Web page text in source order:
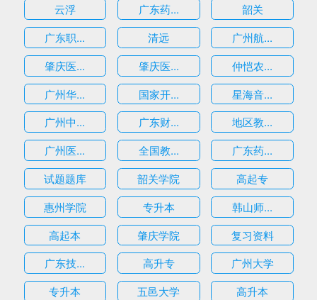
云浮
广东药...
韶关
广东职...
清远
广州航...
肇庆医...
肇庆医...
仲恺农...
广州华...
国家开...
星海音...
广州中...
广东财...
地区教...
广州医...
全国教...
广东药...
试题题库
韶关学院
高起专
惠州学院
专升本
韩山师...
高起本
肇庆学院
复习资料
广东技...
高升专
广州大学
专升本
五邑大学
高升本